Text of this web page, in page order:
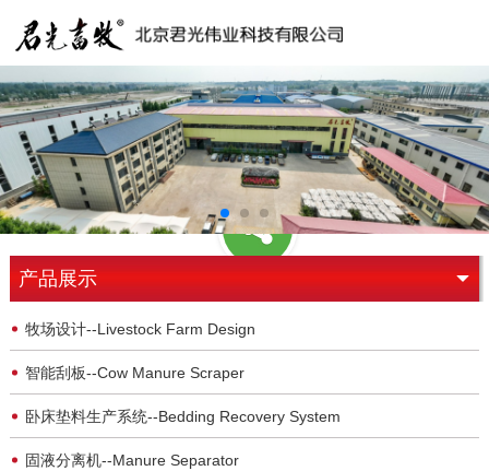
产品展示
牧场设计--Livestock Farm Design
智能刮板--Cow Manure Scraper
卧床垫料生产系统--Bedding Recovery System
固液分离机--Manure Separator